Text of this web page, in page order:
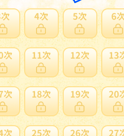
場合もございます。必ず実寸サイ
らご確認ください。
に平置きして外寸を測定しておりますので、商